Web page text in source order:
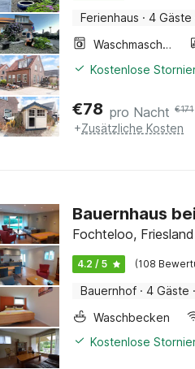
Ferienhaus · 4 Gäste
Waschmaschine
Kostenlose
€78 pro Nacht €171
+Zusätzliche Kosten
Bauernhaus
Fochteloo, Friesland
4.2 / 5 (108
Bauernhof · 4 Gäste ·
Waschbecken
Kostenlose